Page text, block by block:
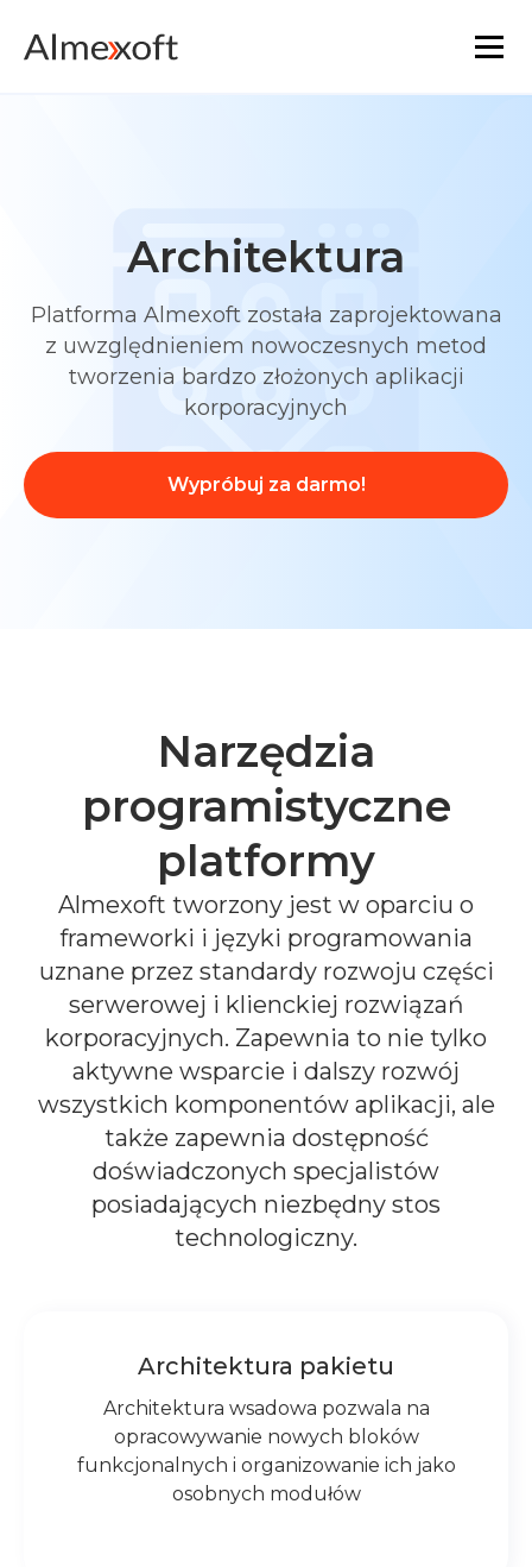
Technologie platformowe
Podstawowa funkcjonalność
Marketplace
Architektura
Platforma Almexoft została zaprojektowana
z uwzględnieniem nowoczesnych metod
tworzenia bardzo złożonych aplikacji
korporacyjnych
Wypróbuj za darmo!
Narzędzia
programistyczne
platformy
Almexoft tworzony jest w oparciu o
frameworki i języki programowania
uznane przez standardy rozwoju części
serwerowej i klienckiej rozwiązań
korporacyjnych. Zapewnia to nie tylko
aktywne wsparcie i dalszy rozwój
wszystkich komponentów aplikacji, ale
także zapewnia dostępność
doświadczonych specjalistów
posiadających niezbędny stos
technologiczny.
Architektura pakietu
Architektura wsadowa pozwala na
opracowywanie nowych bloków
funkcjonalnych i organizowanie ich jako
osobnych modułów